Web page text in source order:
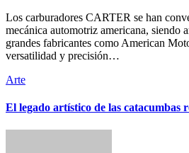
Los carburadores CARTER se han convertido en un pilar en la
mecánica automotriz americana, siendo
grandes fabricantes como American
versatilidad y precisión…
Arte
El legado artístico de las catacumbas